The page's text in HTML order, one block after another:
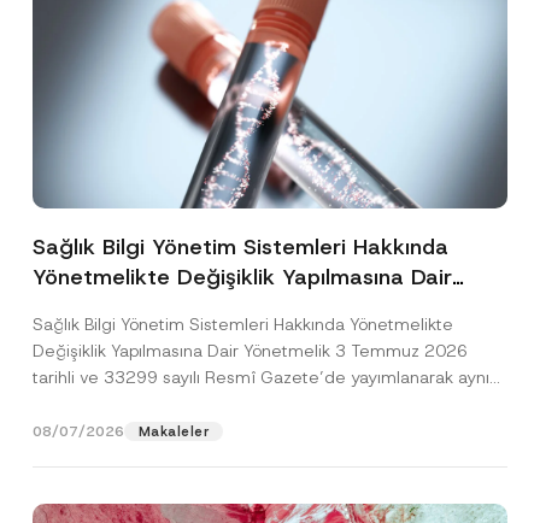
Sağlık Bilgi Yönetim Sistemleri Hakkında
Yönetmelikte Değişiklik Yapılmasına Dair
Sağlık Bilgi Yönetim Sistemleri Hakkında Yönetmelikte
Değişiklik Yapılmasına Dair Yönetmelik 3 Temmuz 2026
tarihli ve 33299 sayılı Resmî Gazete’de yayımlanarak aynı
08/07/2026 Makaleler